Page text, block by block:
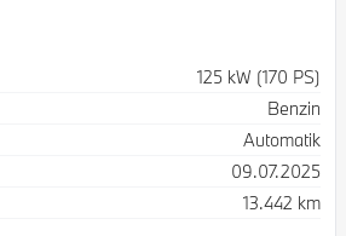
125 kW (170 PS)
Benzin
Automatik
09.07.2025
13.442 km